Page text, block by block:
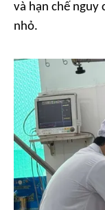
và hạn chế nguy
nhỏ.